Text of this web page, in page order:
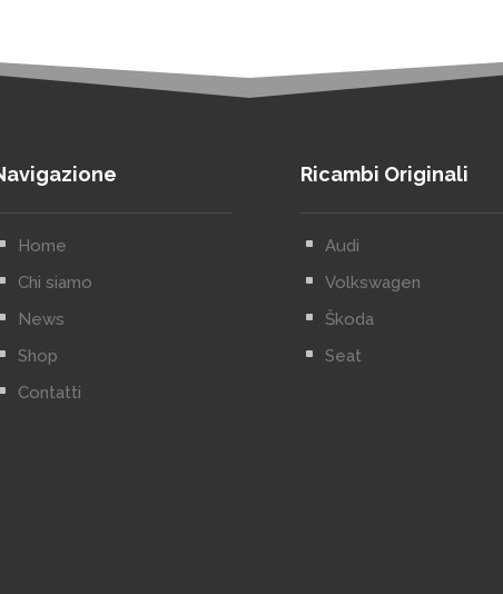
^ Home
^ Chi siamo
^ News
^ Shop
^ Contatti
Ricambi Originali
^ Audi
^ Volkswagen
^ Škoda
^ Seat